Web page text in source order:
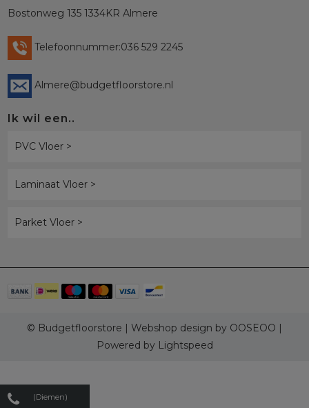
(Diemen)
Bostonweg 135 1334KR Almere
Telefoonnummer:036 529 2245
Almere@budgetfloorstore.nl
Ik wil een..
PVC Vloer >
Laminaat Vloer >
Parket Vloer >
© Budgetfloorstore | Webshop design by OOSEOO |
Powered by Lightspeed